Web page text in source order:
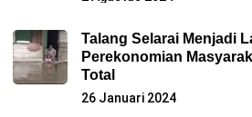
Talang Selarai Menjadi
Perekonomian
Total
26 Januari 2024